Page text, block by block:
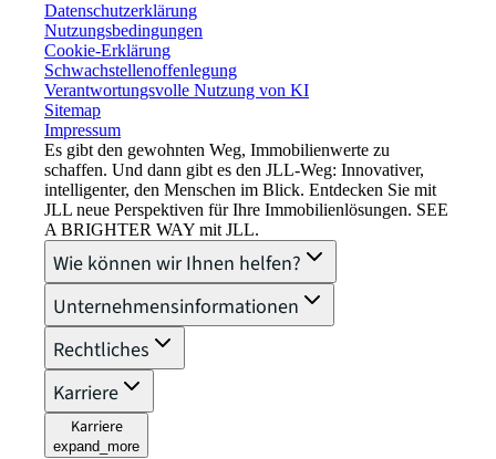
Datenschutzerklärung
Nutzungsbedingungen
Cookie-Erklärung
Schwachstellenoffenlegung
Verantwortungsvolle Nutzung von KI
Sitemap
Impressum​
Es gibt den gewohnten Weg, Immobilienwerte zu
schaffen. Und dann gibt es den JLL-Weg: Innovativer,
intelligenter, den Menschen im Blick. Entdecken Sie mit
JLL neue Perspektiven für Ihre Immobilienlösungen. SEE
A BRIGHTER WAY mit JLL.
Wie können wir Ihnen helfen?
Unternehmensinformationen
Rechtliches
Karriere
Karriere
expand_more